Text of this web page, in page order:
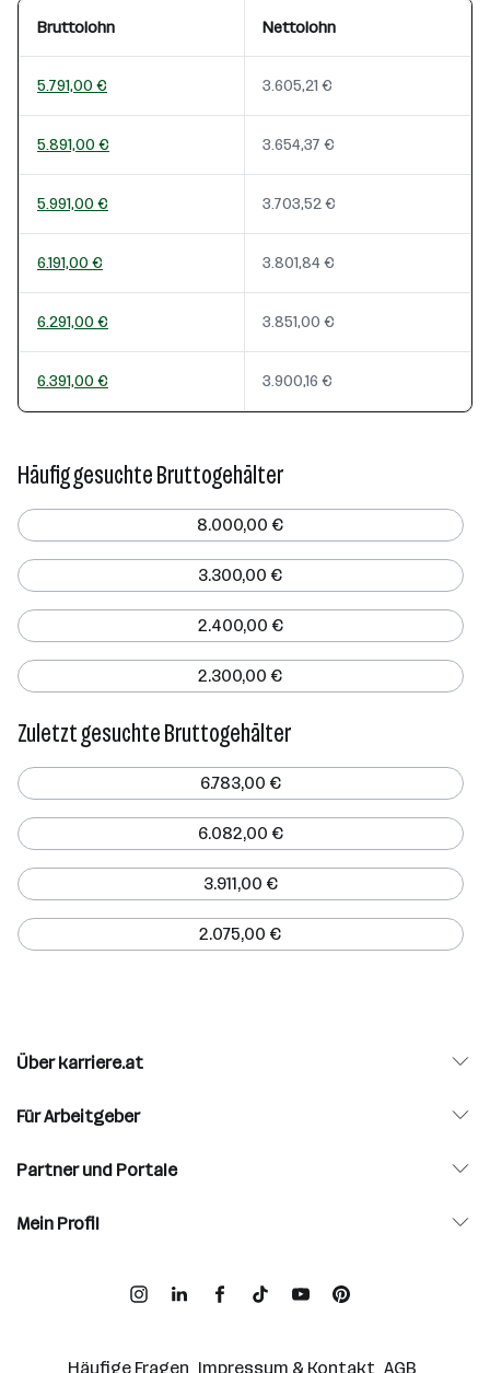
Bruttolohn Nettolohn
5.791,00 € 3.605,21 €
5.891,00 € 3.654,37 €
5.991,00 € 3.703,52 €
6.191,00 € 3.801,84 €
6.291,00 € 3.851,00 €
6.391,00 € 3.900,16 €
Häufig gesuchte Bruttogehälter
8.000,00 €
3.300,00 €
2.400,00 €
2.300,00 €
Zuletzt gesuchte Bruttogehälter
6.783,00 €
6.082,00 €
3.911,00 €
2.075,00 €
Über karriere.at
Für Arbeitgeber
Partner und Portale
Mein Profil
Häufige Fragen Impressum & Kontakt AGB